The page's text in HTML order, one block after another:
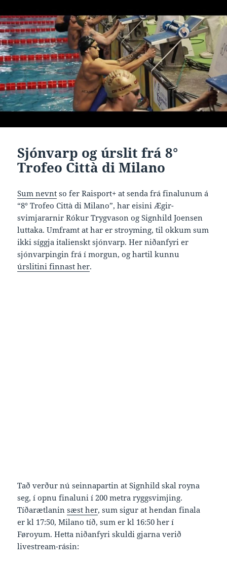
Sjónvarp og úrslit frá 8°
Trofeo Città di Milano
Sum nevnt so fer Raisport+ at senda frá finalunum á
“8° Trofeo Città di Milano”, har eisini Ægir-
svimjararnir Rókur Trygvason og Signhild Joensen
luttaka. Umframt at har er stroyming, til okkum sum
ikki síggja italienskt sjónvarp. Her niðanfyri er
sjónvarpingin frá í morgun, og hartil kunnu
úrslitini finnast her.
Tað verður nú seinnapartin at Signhild skal royna
seg, í opnu finaluni í 200 metra ryggsvimjing.
Tíðarætlaninsæst her, sum sigur at hendan finala
er kl 17:50, Milano tíð, sum er kl 16:50 her í
Føroyum. Hetta niðanfyri skuldi gjarna verið
livestream-rásin: